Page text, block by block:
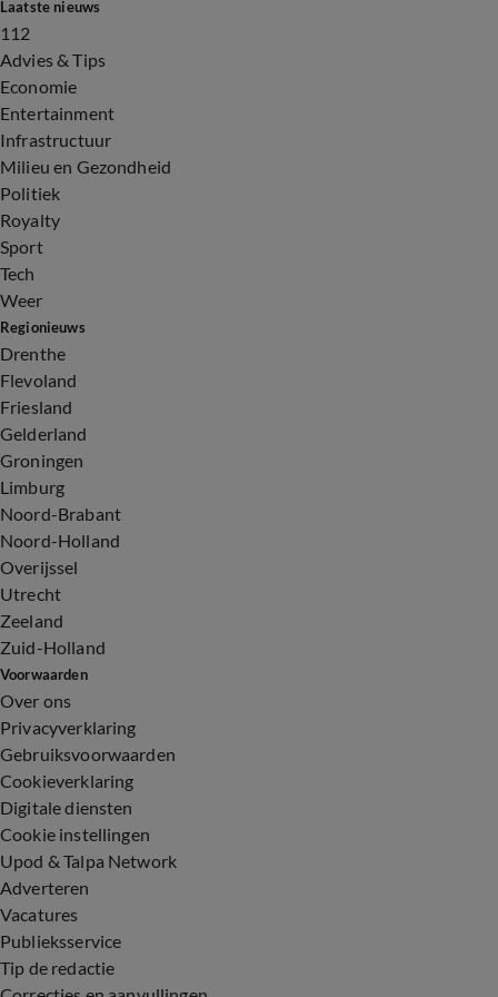
Laatste nieuws
112
Advies & Tips
Economie
Entertainment
Infrastructuur
Milieu en Gezondheid
Politiek
Royalty
Sport
Tech
Weer
Regionieuws
Drenthe
Flevoland
Friesland
Gelderland
Groningen
Limburg
Noord-Brabant
Noord-Holland
Overijssel
Utrecht
Zeeland
Zuid-Holland
Voorwaarden
Over ons
Privacyverklaring
Gebruiksvoorwaarden
Cookieverklaring
Digitale diensten
Cookie instellingen
Upod & Talpa Network
Adverteren
Vacatures
Publieksservice
Tip de redactie